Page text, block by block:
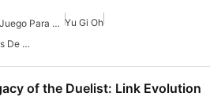
Mejores Extensiones De Juego Para Chrome Yu Gi Oh
Mejores Extensiones Para Juegos De Chrome
of the Duelist: Link Evolution